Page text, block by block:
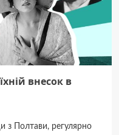
внесок в
з Полтави, регулярно